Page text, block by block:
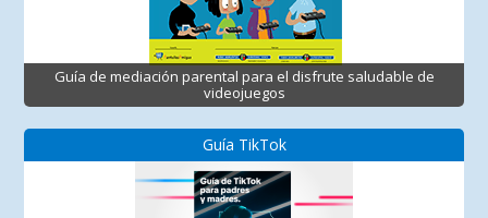
Guía de mediación parental para el disfrute saludable de
videojuegos
Guía TikTok